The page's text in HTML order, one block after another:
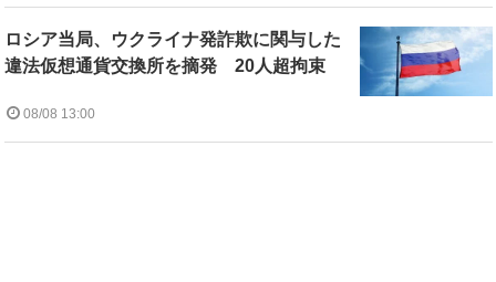
ロシア当局、ウクライナ発詐欺に関与した
違法仮想通貨交換所を摘発 20人超拘束
08/08 13:00